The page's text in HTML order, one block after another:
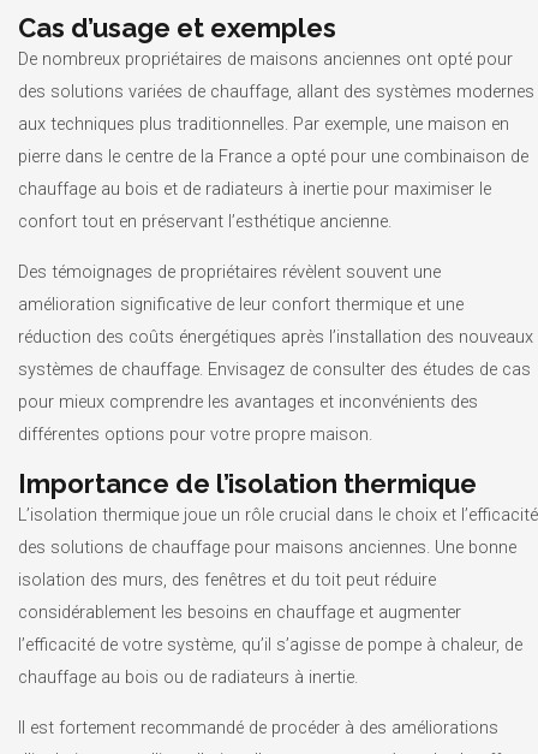
Cas d’usage et exemples
De nombreux propriétaires de maisons anciennes ont opté pour
des solutions variées de chauffage, allant des systèmes modernes
aux techniques plus traditionnelles. Par exemple, une maison en
pierre dans le centre de la France a opté pour une combinaison de
chauffage au bois et de radiateurs à inertie pour maximiser le
confort tout en préservant l’esthétique ancienne.
Des témoignages de propriétaires révèlent souvent une
amélioration significative de leur confort thermique et une
réduction des coûts énergétiques après l’installation des nouveaux
systèmes de chauffage. Envisagez de consulter des études de cas
pour mieux comprendre les avantages et inconvénients des
différentes options pour votre propre maison.
Importance de l’isolation thermique
L’isolation thermique joue un rôle crucial dans le choix et l’efficacité
des solutions de chauffage pour maisons anciennes. Une bonne
isolation des murs, des fenêtres et du toit peut réduire
considérablement les besoins en chauffage et augmenter
l’efficacité de votre système, qu’il s’agisse de pompe à chaleur, de
chauffage au bois ou de radiateurs à inertie.
Il est fortement recommandé de procéder à des améliorations